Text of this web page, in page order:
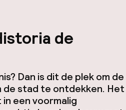
de
Dan is dit de plek om de
de stad te ontdekken. Het
een voormalig